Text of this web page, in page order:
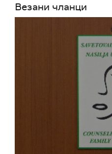
Везани чланци